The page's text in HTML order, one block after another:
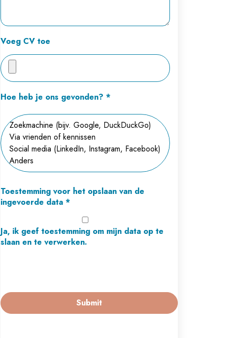
Voeg CV toe
Hoe heb je ons gevonden? *
Toestemming voor het opslaan van de
ingevoerde data *
Ja, ik geef toestemming om mijn data op te
slaan en te verwerken.